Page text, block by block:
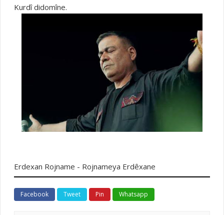
Kurdî didomîne.
Erdexan Rojname - Rojnameya Erdêxane
Facebook Tweet Pin Whatsapp